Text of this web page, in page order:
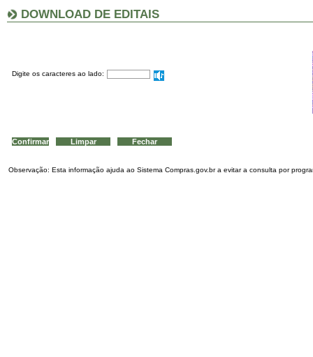
DOWNLOAD DE EDITAIS
Digite os caracteres ao lado:
Observação: Esta informação ajuda ao Sistema Compras.gov.br a evitar a consulta por